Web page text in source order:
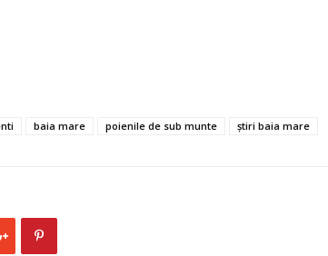
baia mare poienile de sub munte știri baia mare